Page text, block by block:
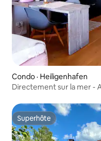
Condo · Heiligenhafen
Directement sur la mer -
Superhôte
Superhôte